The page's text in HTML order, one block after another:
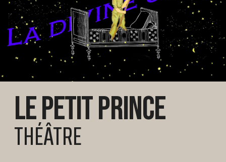
Le petit prince
THÉÂTRE